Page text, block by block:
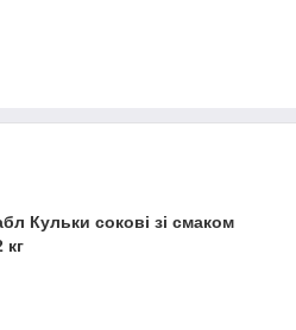
Кульки сокові зі смаком
кг